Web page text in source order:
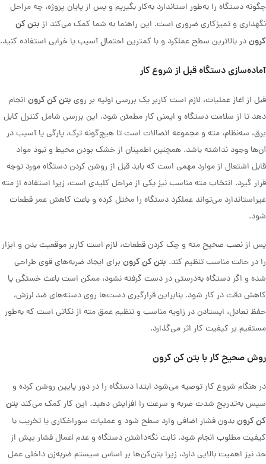
چگونه دستگاه را به‌طور استاندارد به‌کار بگیریم و پس از پایان پروژه، چه مراحل
نگهداری و تمیزکاری ضروری است. این راهنما به شما کمک می‌کند از بتن کن
کروندر بالاترین سطح عملکرد و با کمترین احتمال آسیب یا خرابی استفاده کنید.
آماده‌سازی دستگاه قبل از شروع کار
قبل از آغاز عملیات، لازم است کاربر یک بررسی اولیه بر روی بتن کن کرون انجام
دهد تا از سلامت دستگاه و ایمنی کار مطمئن شود. این بررسی شامل کنترل کابل
برق، سه‌نظام، مته و مجموعه اتصالات است تا هیچ‌گونه ترک، پارگی یا آسیب در
آن‌ها وجود نداشته باشد. همچنین اطمینان از خشک بودن محیط و نبود مواد
قابل اشتعال از موارد مهمی است که باید قبل از روشن کردن دستگاه مورد توجه
قرار گیرد. انتخاب مته مناسب نیز یکی از مراحل کلیدی است، زیرا استفاده از مته
غیراستاندارد می‌تواند عملکرد دستگاه را مختل کرده و باعث کاهش عمر قطعات
شود.
پس از نصب صحیح مته و چک کردن قطعات، لازم است کاربر موقعیت بدن و ابزار
را در حالت مناسب تنظیم کند. بتن کن کرون برای ایجاد ضربه‌های قوی طراحی
شده و اگر دستگاه به‌درستی در دست گرفته نشود، ممکن است باعث خستگی یا
کاهش دقت در کار شود. بنابراین قرارگیری دست‌ها روی دسته‌های ضد لرزش،
حفظ تعادل، ایستادن در زاویه مناسب و تنظیم عمق مته از نکاتی است که به‌طور
مستقیم بر کیفیت کار اثر می‌گذارد.
روش صحیح کار با بتن کن کرون
در هنگام شروع کار توصیه می‌شود ابتدا دستگاه را در دور پایین روشن کرده و
سپس به‌تدریج شدت ضربه و سرعت را افزایش دهید. این کار کمک می‌کند بتن
کن کرونبدون فشار اضافی وارد سطح شود و عملیات سوراخکاری یا تخریب با
کیفیت مطلوب انجام شود. ثابت نگه‌داشتن دستگاه و عدم اعمال فشار بیش از
حد نیز اهمیت بالایی دارد، زیرا بتن‌کن‌ها بر اساس سیستم ضربه‌زن داخلی عمل